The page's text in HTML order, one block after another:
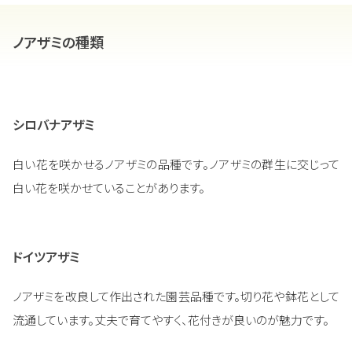
ノアザミの種類
シロバナアザミ
白い花を咲かせるノアザミの品種です。ノアザミの群生に交じって
白い花を咲かせていることがあります。
ドイツアザミ
ノアザミを改良して作出された園芸品種です。切り花や鉢花として
流通しています。丈夫で育てやすく、花付きが良いのが魅力です。